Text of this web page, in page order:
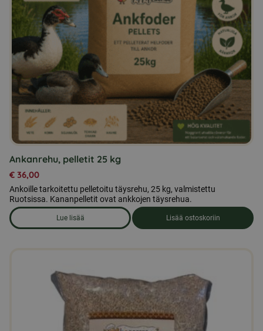
Ankanrehu, pelletit 25 kg
€ 36,00
Ankoille tarkoitettu pelletoitu täysrehu, 25 kg, valmistettu
Ruotsissa. Kananpelletit ovat ankkojen täysrehua.
Lue lisää
om produkten Ankanrehu, pelletit 25 kg
Lisää ostoskoriin